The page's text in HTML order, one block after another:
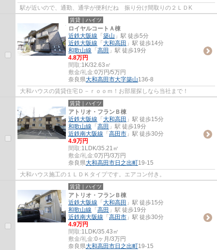
駅が近いので、通勤、通学が便利だね 振り分け間取りの２ＬＤK
賃貸｜ハイツ
ロイヤルコートＡ棟
近鉄大阪線 「 築山 」駅 徒歩5分
近鉄大阪線 「 大和高田 」駅 徒歩14分
和歌山線 「 高田 」駅 徒歩19分
4.8万円
間取:1K/32.63㎡
敷金/礼金:0万円/5万円
奈良県大和高田市大字築山136-8
大和ハウスの賃貸住宅Ｄ－ｒｏｏｍ！お部屋探しなら当社まで！
賃貸｜ハイツ
アトリオ・フランＢ棟
近鉄大阪線 「 大和高田 」駅 徒歩15分
和歌山線 「 高田 」駅 徒歩19分
近鉄南大阪線 「 高田市 」駅 徒歩30分
4.9万円
間取:1LDK/35.21㎡
敷金/礼金:0万円/3万円
奈良県大和高田市日之出町19-15
大和ハウス施工の１ＬＤＫタイプです。エアコン付き。
賃貸｜ハイツ
アトリオ・フランＢ棟
近鉄大阪線 「 大和高田 」駅 徒歩15分
和歌山線 「 高田 」駅 徒歩19分
近鉄南大阪線 「 高田市 」駅 徒歩30分
4.9万円
間取:1LDK/35.43㎡
敷金/礼金:0ヶ月/3万円
奈良県大和高田市日之出町19-15